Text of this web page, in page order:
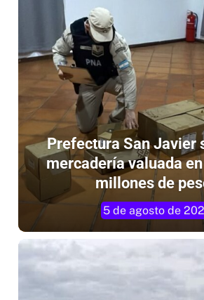
Prefectura San Javier
mercadería valuada en
millones de
5 de agosto de 2026